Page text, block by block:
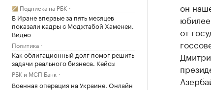
Подписка на РБК
В Иране впервые за пять месяцев
показали кадры с Моджтабой Хаменеи.
Видео
Политика
Как облигационный долг помог решить
задачи реального бизнеса. Кейсы
РБК и МСП Банк
Военная операция на Украине. Онлайн
он
от